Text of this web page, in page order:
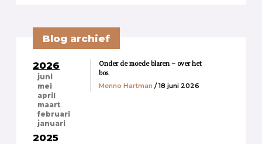
Blog archief
2026
juni
mei
april
maart
februari
januari
2025
Onder de moede blaren – over het
bos
Menno Hartman / 18 juni 2026